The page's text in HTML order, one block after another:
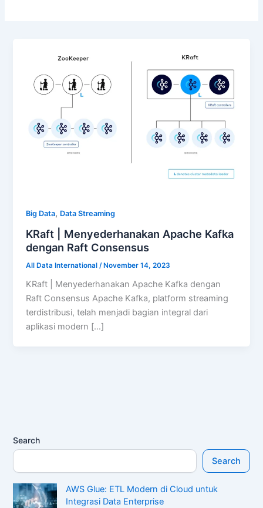
Big Data, Data Streaming
KRaft | Menyederhanakan Apache Kafka
dengan Raft Consensus
All Data International /November 14, 2023
KRaft | Menyederhanakan Apache Kafka dengan
Raft Consensus Apache Kafka, platform streaming
terdistribusi, telah menjadi bagian integral dari
aplikasi modern […]
Search
Search
AWS Glue: ETL Modern di Cloud untuk
Integrasi Data Enterprise